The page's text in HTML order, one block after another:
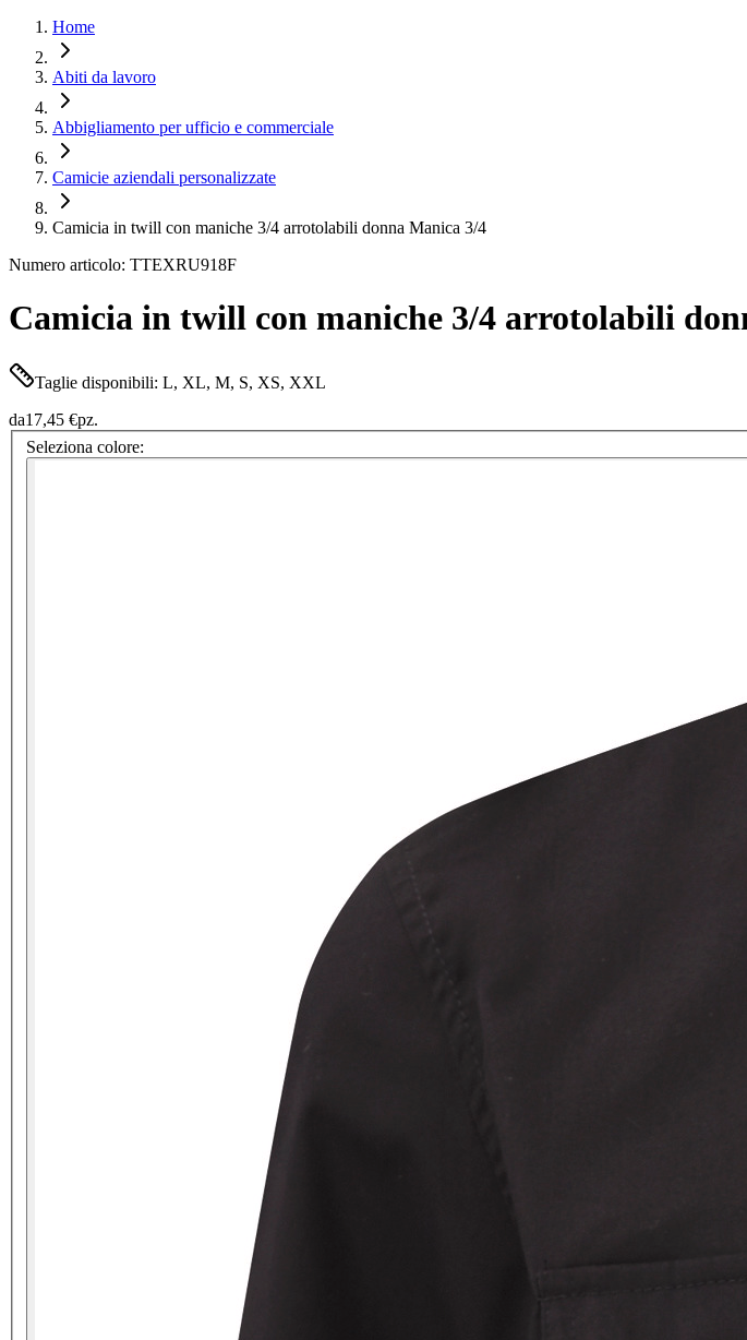
Home
Abiti da lavoro
Abbigliamento per ufficio e commerciale
Camicie aziendali personalizzate
Camicia in twill con maniche 3/4 arrotolabili donna Manica 3/4
Numero articolo: TTEXRU918F
Camicia in twill con maniche 3/4 arrotolabili
Taglie disponibili: L, XL, M, S, XS, XXL
da17,45 €pz.
Seleziona colore: